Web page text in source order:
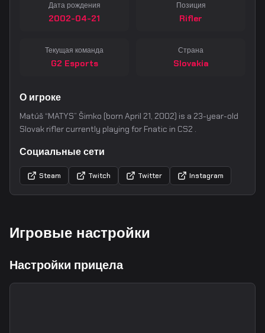
Дата рождения
2002-04-21
Позиция
Rifler
Текущая команда
G2 Esports
Страна
Slovakia
О игроке
Matúš “MATYS” Šimko (born April 21, 2002) is a 23-year-old
Slovak rifler currently playing for Fnatic in CS2 .
Социальные сети
Steam Twitch Twitter Instagram
Игровые настройки
Настройки прицела